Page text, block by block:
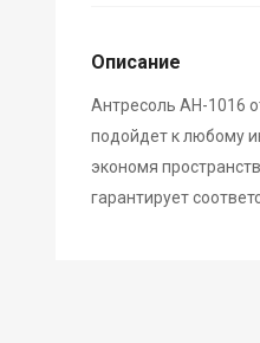
Описание
Антресоль АН-1016
подойдет к любому
экономя
гарантирует